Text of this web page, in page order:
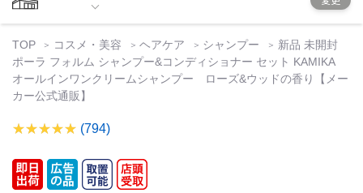
TOP コスメ・美容 ヘアケア シャンプー
新品 未開封
ポーラ フォルム シャンプー&コンディショナー セット KAMIKA
オールインワンクリームシャンプー ローズ&ウッドの香り【メー
カー公式通販】
(794)